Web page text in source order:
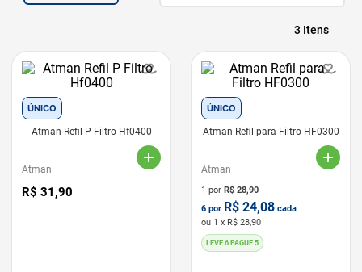
3
ÚNICO
Atman Refil P Filtro Hf0400
Atman
R$ 31 ,90
ÚNICO
Atman Refil para Filtro HF0300
Atman
1 por R$ 28,90
6 por R$ 24,08 cada
ou 1 x R$ 28,90
LEVE 6 PAGUE 5